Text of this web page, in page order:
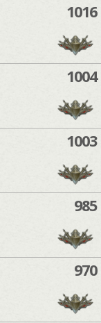
1016
1004
1003
985
970